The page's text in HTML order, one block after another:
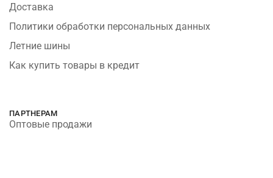
Доставка
Политики обработки персональных данных
Летние шины
Как купить товары в кредит
ПАРТНЕРАМ
Оптовые продажи